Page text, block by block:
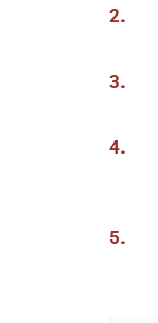
17:34
17:22
2.
3.
4.
5.